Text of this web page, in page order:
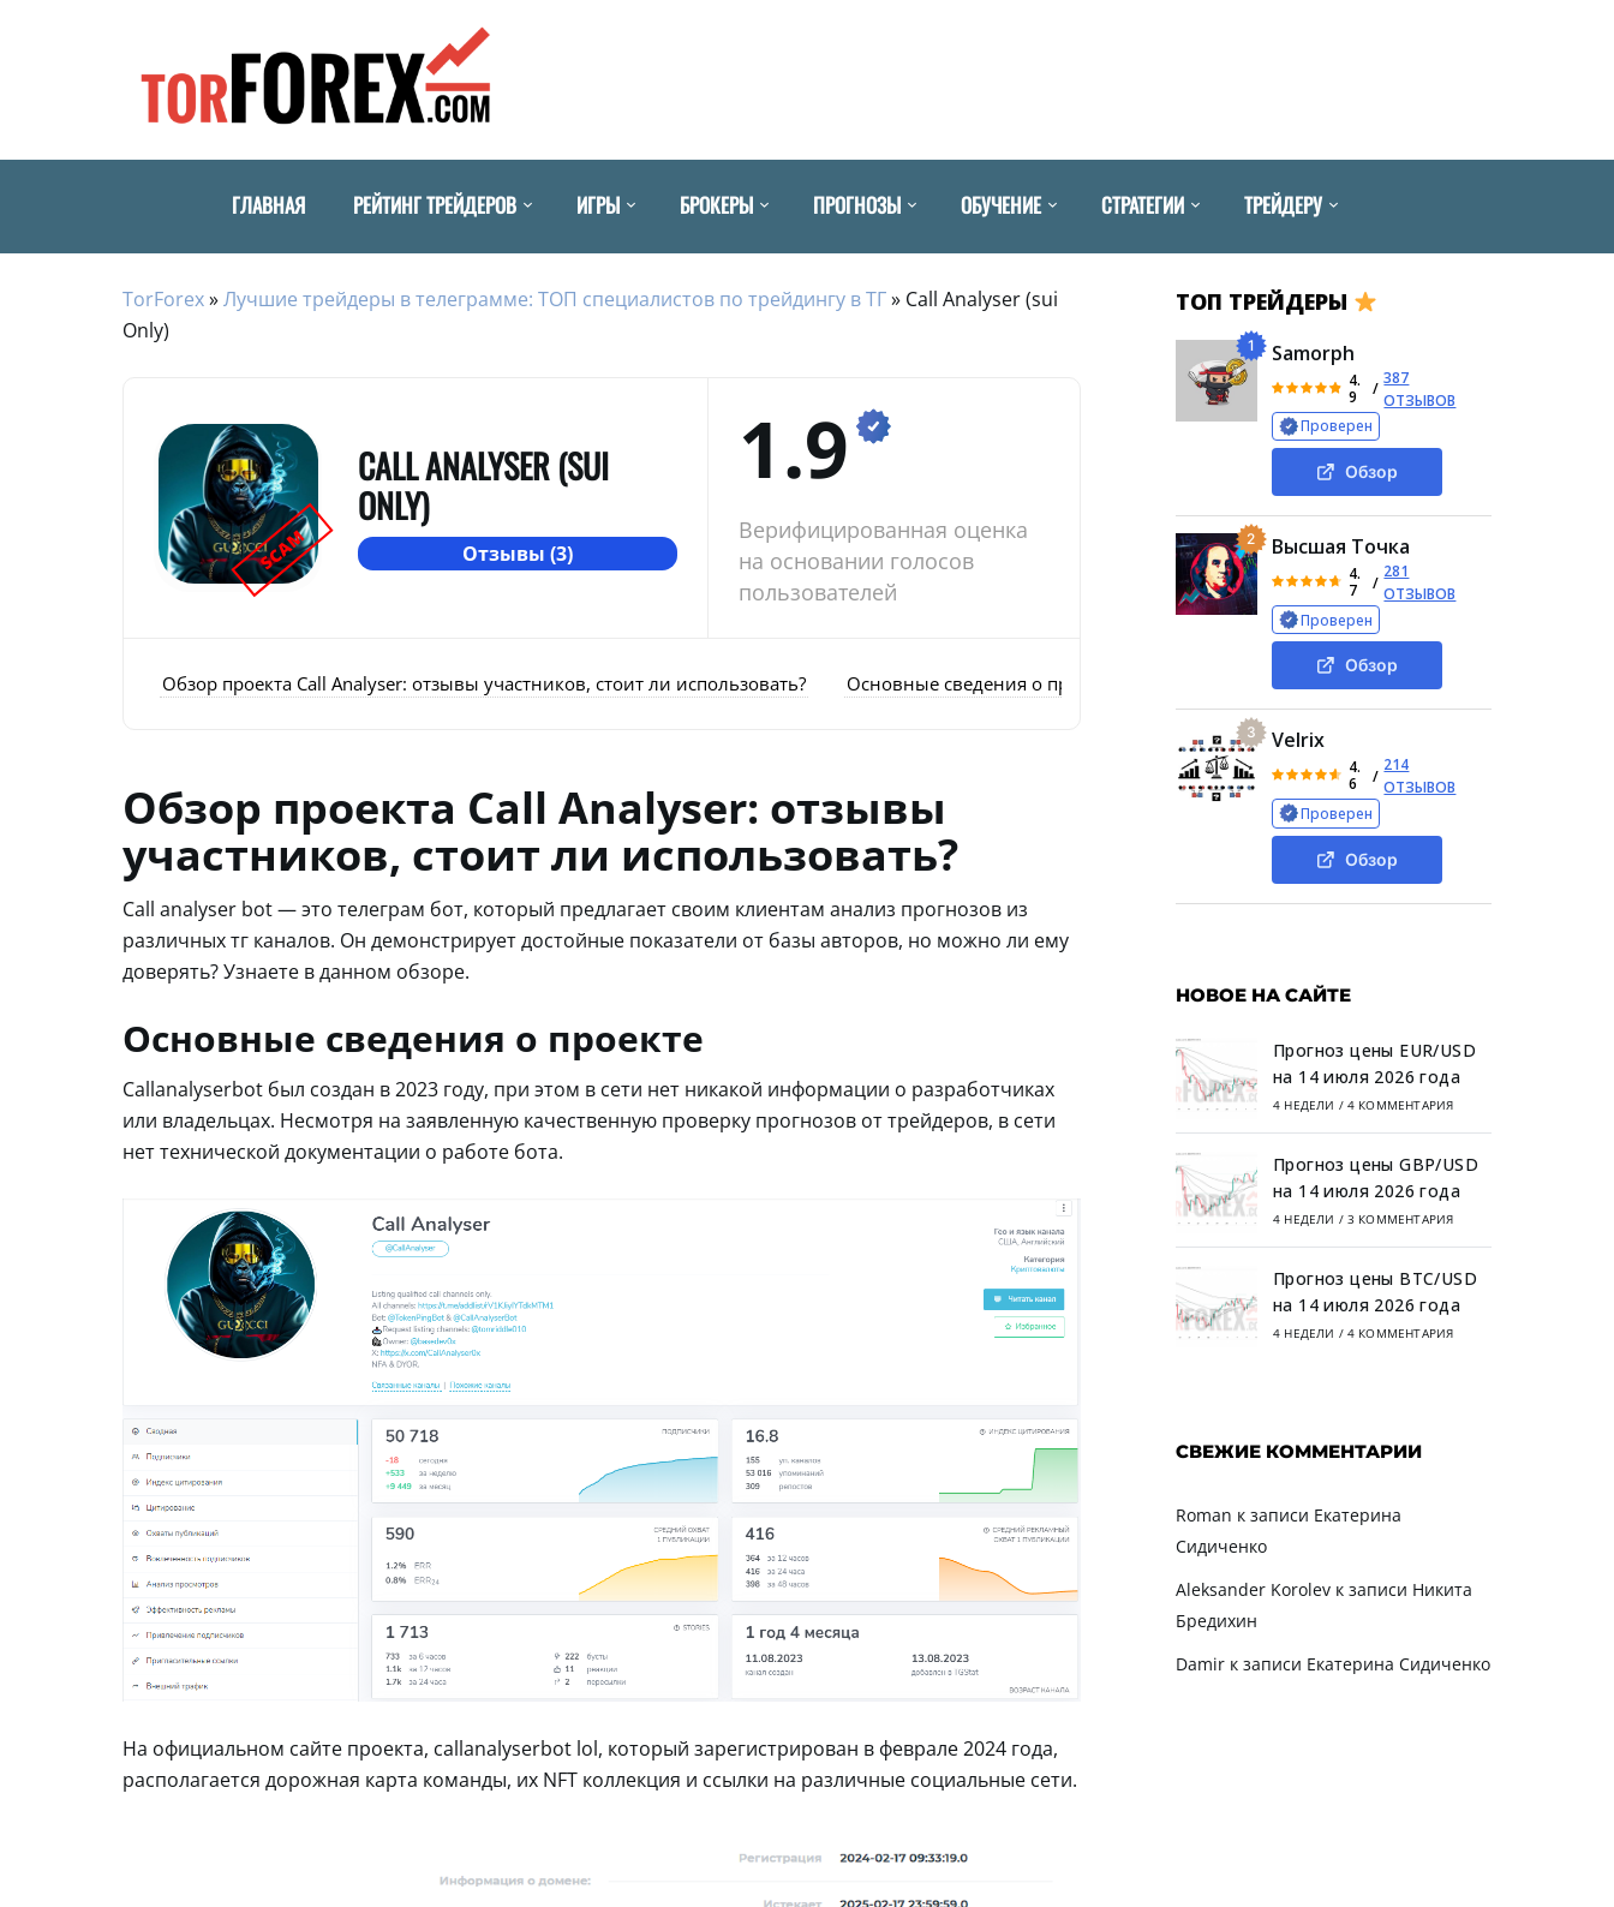
ГЛАВНАЯ РЕЙТИНГ ТРЕЙДЕРОВ ИГРЫ БРОКЕРЫ ПРОГНОЗЫ ОБУЧЕНИЕ СТРАТЕГИИ ТРЕЙДЕРУ
TorForex»Лучшие трейдеры в телеграмме: ТОП специалистов по трейдингу в ТГ» Call Analyser (sui
Only)
SCAM
CALL ANALYSER (SUI
ONLY)
Отзывы (3)
1.9
Верифицированная оценка
на основании голосов
пользователей
Обзор проекта Call Analyser: отзывы участников, стоит ли использовать? Основные сведения о проекте Как зарегистрироваться Анализ социальных
Обзор проекта Call Analyser: отзывы
участников, стоит ли использовать?
Call analyser bot — это телеграм бот, который предлагает своим клиентам анализ прогнозов из
различных тг каналов. Он демонстрирует достойные показатели от базы авторов, но можно ли ему
доверять? Узнаете в данном обзоре.
Основные сведения о проекте
Callanalyserbot был создан в 2023 году, при этом в сети нет никакой информации о разработчиках
или владельцах. Несмотря на заявленную качественную проверку прогнозов от трейдеров, в сети
нет технической документации о работе бота.
На официальном сайте проекта, callanalyserbot lol, который зарегистрирован в феврале 2024 года,
располагается дорожная карта команды, их NFT коллекция и ссылки на различные социальные сети.
ТОП ТРЕЙДЕРЫ
1 Samorph
4.
9
/
387
ОТЗЫВОВ
Проверен
Обзор
2 Высшая Точка
4.
7
/
281
ОТЗЫВОВ
Проверен
Обзор
3 Velrix
4.
6
/
214
ОТЗЫВОВ
Проверен
Обзор
НОВОЕ НА САЙТЕ
Прогноз цены EUR/USD
на 14 июля 2026 года
4 НЕДЕЛИ / 4 КОММЕНТАРИЯ
Прогноз цены GBP/USD
на 14 июля 2026 года
4 НЕДЕЛИ / 3 КОММЕНТАРИЯ
Прогноз цены BTC/USD
на 14 июля 2026 года
4 НЕДЕЛИ / 4 КОММЕНТАРИЯ
СВЕЖИЕ КОММЕНТАРИИ
Roman к записи Екатерина
Сидиченко
Aleksander Korolevк записи Никита
Бредихин
Damirк записи Екатерина Сидиченко